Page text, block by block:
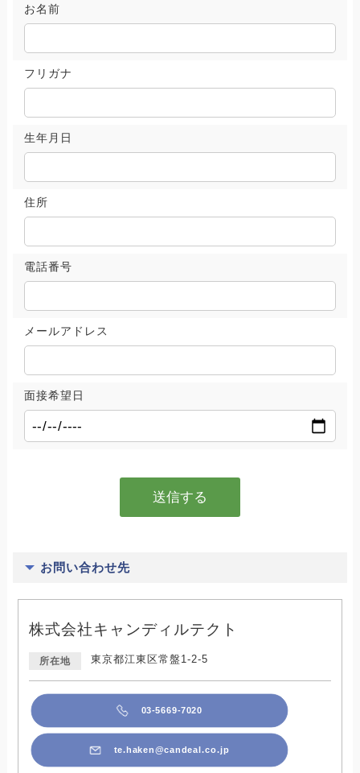
お名前
フリガナ
生年月日
住所
電話番号
メールアドレス
面接希望日
お問い合わせ先
株式会社キャンディルテクト
所在地 東京都江東区常盤1-2-5
03-5669-7020
te.haken@candeal.co.jp